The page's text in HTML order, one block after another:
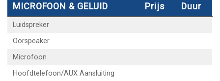
MICROFOON & GELUID Prijs Duur
Luidspreker
Oorspeaker
Microfoon
Hoofdtelefoon/AUX Aansluiting